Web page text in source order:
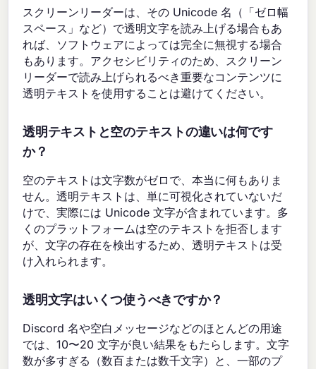
スクリーンリーダーは、その Unicode 名（「ゼロ幅
スペース」など）で透明文字を読み上げる場合もあ
れば、ソフトウェアによっては完全に無視する場合
もあります。アクセシビリティのため、スクリーン
リーダーで読み上げられるべき重要なコンテンツに
透明テキストを使用することは避けてください。
透明テキストと空のテキストの違いは何です
か？
空のテキストは文字数がゼロで、本当に何もありま
せん。透明テキストは、単に可視化されていないだ
けで、実際には Unicode 文字が含まれています。多
くのプラットフォームは空のテキストを拒否します
が、文字の存在を検出するため、透明テキストは受
け入れられます。
透明文字はいくつ使うべきですか？
Discord 名や空白メッセージなどのほとんどの用途
では、10〜20 文字が良い結果をもたらします。文字
数が多すぎる（数百または数千文字）と、一部のプ